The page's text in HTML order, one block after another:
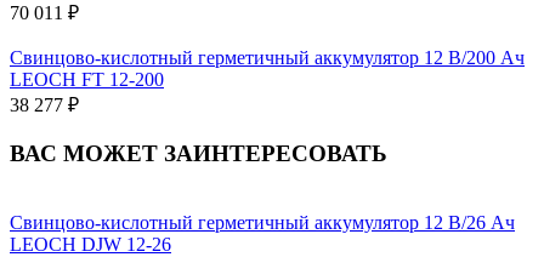
70 011 ₽
Свинцово-кислотный герметичный аккумулятор 12 В/200 Ач
LEOCH FT 12-200
38 277 ₽
ВАС МОЖЕТ ЗАИНТЕРЕСОВАТЬ
Свинцово-кислотный герметичный аккумулятор 12 В/26 Ач
LEOCH DJW 12-26